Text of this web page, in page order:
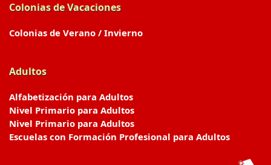
Colonias de Vacaciones
Colonias de Verano / Invierno
Adultos
Alfabetización para Adultos
Nivel Primario para Adultos
Nivel Primario para Adultos
Escuelas con Formación Profesional para Adultos